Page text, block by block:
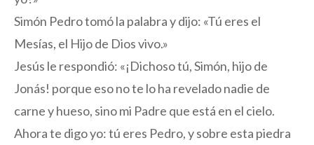
Simón Pedro tomó la palabra y dijo: «Tú eres el
Mesías, el Hijo de Dios vivo.»
Jesús le respondió: «¡Dichoso tú, Simón, hijo de
Jonás! porque eso no te lo ha revelado nadie de
carne y hueso, sino mi Padre que está en el cielo.
Ahora te digo yo: tú eres Pedro, y sobre esta piedra